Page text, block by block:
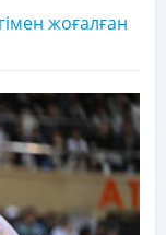
жоғалған